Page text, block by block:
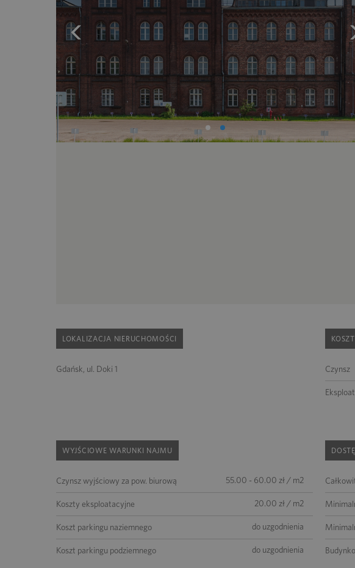
LOKALIZACJA NIERUCHOMOŚCI
Gdańsk, ul. Doki 1 Czynsz
WYJŚCIOWE WARUNKI NAJMU
Czynsz wyjściowy za pow. biurową 55.00 - 60.00 zł / m2
Koszty eksploatacyjne 20.00 zł / m2
Koszt parkingu naziemnego do uzgodnienia
Koszt parkingu podziemnego do uzgodnienia